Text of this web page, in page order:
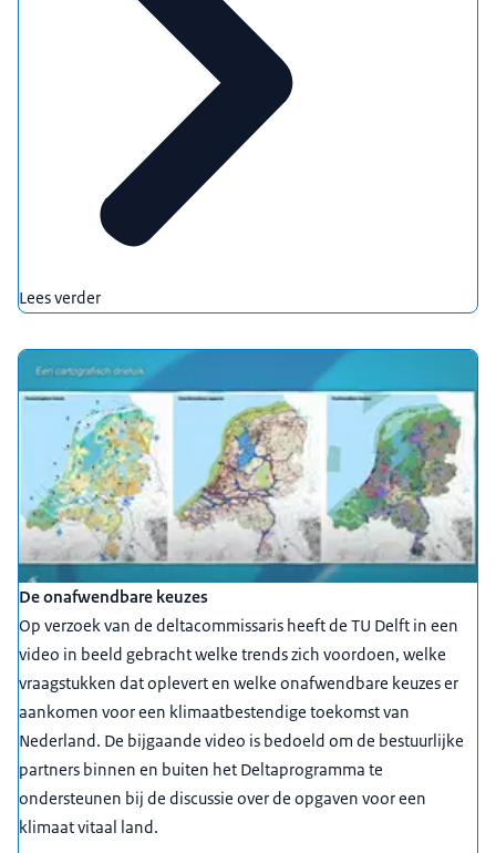
Lees verder
De onafwendbare keuzes
Op verzoek van de deltacommissaris heeft de TU Delft in een
video in beeld gebracht welke trends zich voordoen, welke
vraagstukken dat oplevert en welke onafwendbare keuzes er
aankomen voor een klimaatbestendige toekomst van
Nederland. De bijgaande video is bedoeld om de bestuurlijke
partners binnen en buiten het Deltaprogramma te
ondersteunen bij de discussie over de opgaven voor een
klimaat vitaal land.